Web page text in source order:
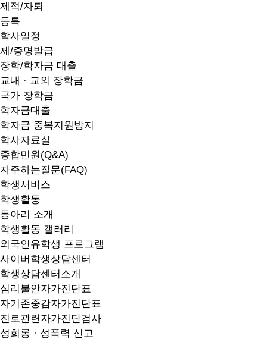
제적/자퇴
등록
학사일정
제/증명발급
장학/학자금 대출
교내 · 교외 장학금
국가 장학금
학자금대출
학자금 중복지원방지
학사자료실
종합민원(Q&A)
자주하는질문(FAQ)
학생서비스
학생활동
동아리 소개
학생활동 갤러리
외국인유학생 프로그램
사이버학생상담센터
학생상담센터소개
심리불안자가진단표
자기존중감자가진단표
진로관련자가진단검사
성희롱 · 성폭력 신고